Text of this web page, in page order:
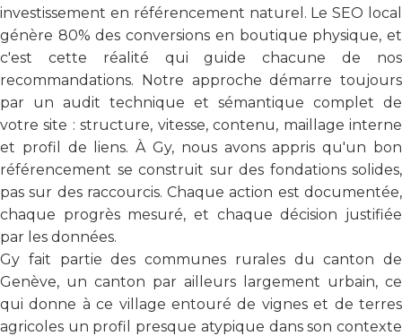
investissement en référencement naturel. Le SEO local
génère 80% des conversions en boutique physique, et
c'est cette réalité qui guide chacune de nos
recommandations. Notre approche démarre toujours
par un audit technique et sémantique complet de
votre site : structure, vitesse, contenu, maillage interne
et profil de liens. À Gy, nous avons appris qu'un bon
référencement se construit sur des fondations solides,
pas sur des raccourcis. Chaque action est documentée,
chaque progrès mesuré, et chaque décision justifiée
par les données.
Gy fait partie des communes rurales du canton de
Genève, un canton par ailleurs largement urbain, ce
qui donne à ce village entouré de vignes et de terres
agricoles un profil presque atypique dans son contexte